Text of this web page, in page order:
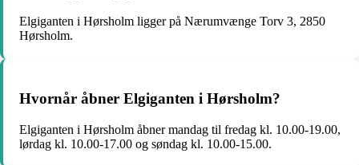
Elgiganten i Hørsholm ligger på Nærumvænge Torv 3, 2850
Hørsholm.
Hvornår åbner Elgiganten i Hørsholm?
Elgiganten i Hørsholm åbner mandag til fredag kl. 10.00-19.00,
lørdag kl. 10.00-17.00 og søndag kl. 10.00-15.00.